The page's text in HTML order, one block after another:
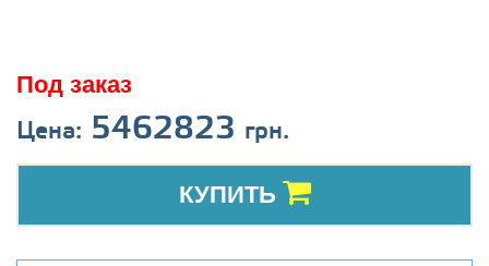
Под заказ
Цена: 5462823 грн.
КУПИТЬ